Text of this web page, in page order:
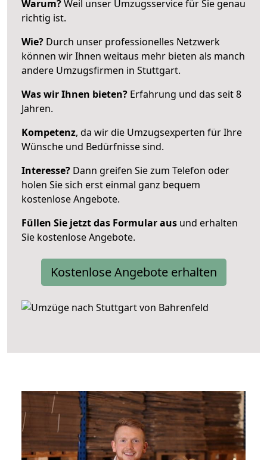
Warum?Weil unser Umzugsservice für Sie genau
richtig ist.
Wie? Durch unser professionelles Netzwerk
können wir Ihnen weitaus mehr bieten als manch
andere Umzugsfirmen in Stuttgart.
Was wir Ihnen bieten? Erfahrung und das seit 8
Jahren.
Kompetenz, da wir die Umzugsexperten für Ihre
Wünsche und Bedürfnisse sind.
Interesse? Dann greifen Sie zum Telefon oder
holen Sie sich erst einmal ganz bequem
kostenlose Angebote.
Füllen Sie jetzt das Formular aus und erhalten
Sie kostenlose Angebote.
Kostenlose Angebote erhalten